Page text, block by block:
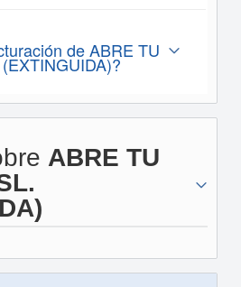
de ABRE TU
ABRE TU